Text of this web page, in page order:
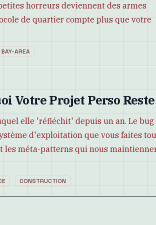
horreurs deviennent des armes
de quartier compte plus que votre
BAY-AREA
Votre Projet Perso
elle 'réfléchit' depuis un an. Le
d'exploitation que vous faites
les méta-patterns qui nous
CONSTRUCTION